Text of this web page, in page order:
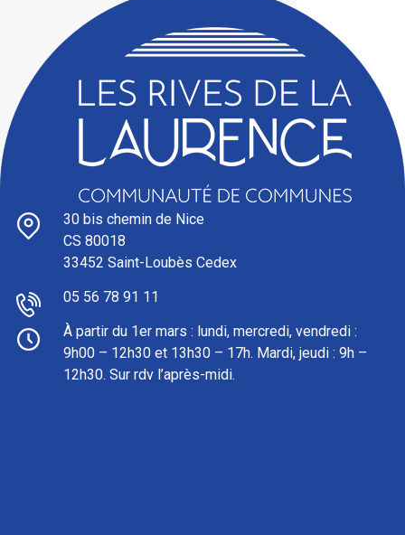
30 bis chemin de Nice
CS 80018
33452 Saint-Loubès Cedex
05 56 78 91 11
À partir du 1er mars : l undi, mercredi, vendredi :
9h00 – 12h30 et 13h30 – 17h. Mardi, jeudi : 9h –
12h30. Sur rdv l’après-midi.